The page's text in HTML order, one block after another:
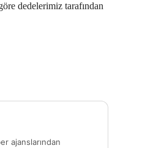
dedelerimiz tarafından
ajanslarından